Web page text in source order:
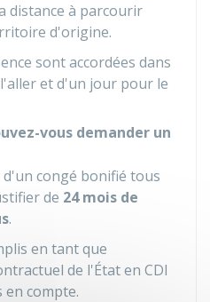
distance à parcourir
d'origine.
sont accordées dans
et d'un jour pour le
vous demander un
congé bonifié tous
de 24 mois de
.
en tant que
de l'État en CDI
compte.